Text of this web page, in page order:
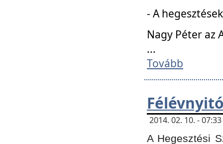
- A
Nagy Péter az
...
Tovább
2014. 02. 10. -
A Hegesztési